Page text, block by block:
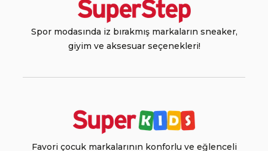
Spor modasında iz bırakmış markaların sneaker,
giyim ve aksesuar seçenekleri!
Favori çocuk markalarının konforlu ve eğlenceli